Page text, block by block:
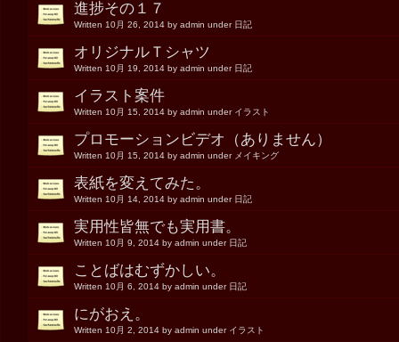
進捗その１７
Written 10月 26, 2014 by admin under 日記
オリジナルＴシャツ
Written 10月 19, 2014 by admin under 日記
イラスト案件
Written 10月 15, 2014 by admin under イラスト
プロモーションビデオ（ありません）
Written 10月 15, 2014 by admin under メイキング
表紙を変えてみた。
Written 10月 14, 2014 by admin under 日記
実用性皆無でも実用書。
Written 10月 9, 2014 by admin under 日記
ことばはむずかしい。
Written 10月 6, 2014 by admin under 日記
にがおえ。
Written 10月 2, 2014 by admin under イラスト